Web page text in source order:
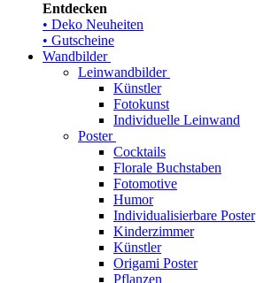
Entdecken
• Deko Neuheiten
• Gutscheine
Wandbilder
Leinwandbilder
Künstler
Fotokunst
Individuelle Leinwand
Poster
Cocktails
Florale Buchstaben
Fotomotive
Humor
Individualisierbare Poster
Kinderzimmer
Künstler
Origami Poster
Pflanzen